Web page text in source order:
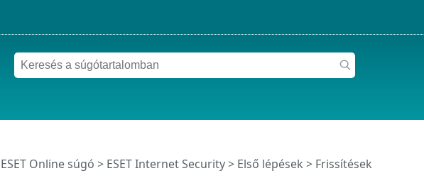
ESET Online súgó > ESET Internet Security> Első lépések > Frissítések